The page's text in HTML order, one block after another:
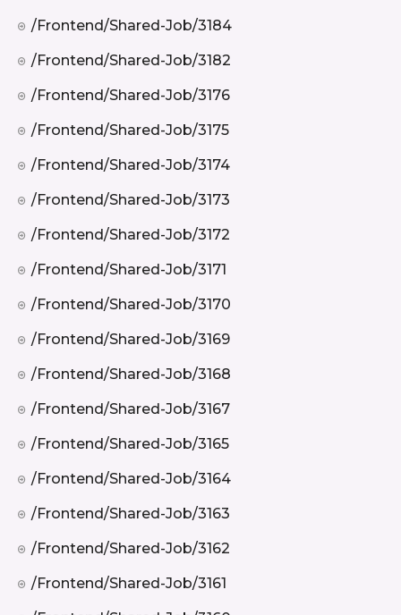
/frontend/shared-Job/3184
/frontend/shared-Job/3182
/frontend/shared-Job/3176
/frontend/shared-Job/3175
/frontend/shared-Job/3174
/frontend/shared-Job/3173
/frontend/shared-Job/3172
/frontend/shared-Job/3171
/frontend/shared-Job/3170
/frontend/shared-Job/3169
/frontend/shared-Job/3168
/frontend/shared-Job/3167
/frontend/shared-Job/3165
/frontend/shared-Job/3164
/frontend/shared-Job/3163
/frontend/shared-Job/3162
/frontend/shared-Job/3161